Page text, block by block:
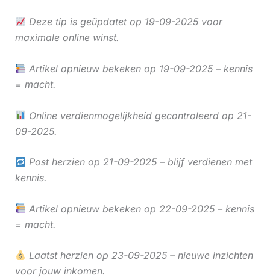
Deze tip is geüpdatet op 19-09-2025 voor
maximale online winst.
Artikel opnieuw bekeken op 19-09-2025 – kennis
= macht.
Online verdienmogelijkheid gecontroleerd op 21-
09-2025.
Post herzien op 21-09-2025 – blijf verdienen met
kennis.
Artikel opnieuw bekeken op 22-09-2025 – kennis
= macht.
Laatst herzien op 23-09-2025 – nieuwe inzichten
voor jouw inkomen.